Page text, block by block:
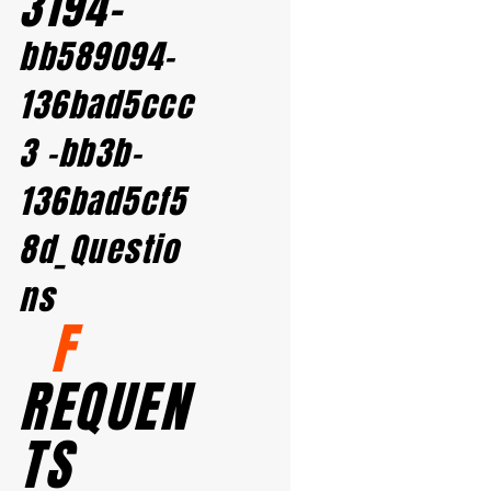
bb589094-
136bad5ccc
3 -bb3b-
136bad5cf5
8d_Questio
ns
F
REQUEN
TS